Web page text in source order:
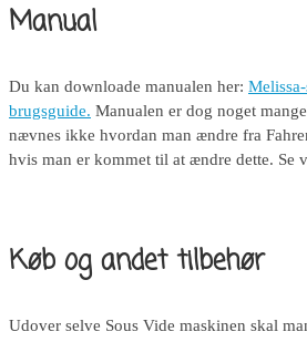
Manual
Du kan downloade manualen her:
brugsguide. Manualen er dog noget
nævnes ikke hvordan man ændre fra
hvis man er kommet til at ændre dette. Se
Køb og andet tilbehør
Udover selve Sous Vide maskinen skal